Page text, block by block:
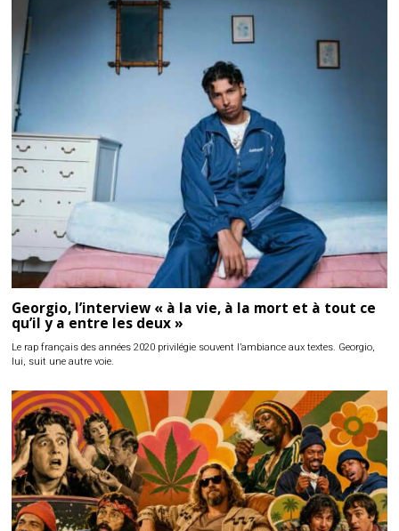
Georgio, l’interview « à la vie, à la mort et à tout ce
qu’il y a entre les deux »
Le rap français des années 2020 privilégie souvent l’ambiance aux textes. Georgio,
lui, suit une autre voie.